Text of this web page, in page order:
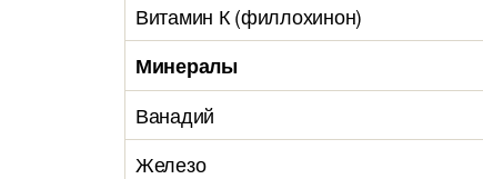
Витамин К (филлохинон)
Минералы
Ванадий
Железо